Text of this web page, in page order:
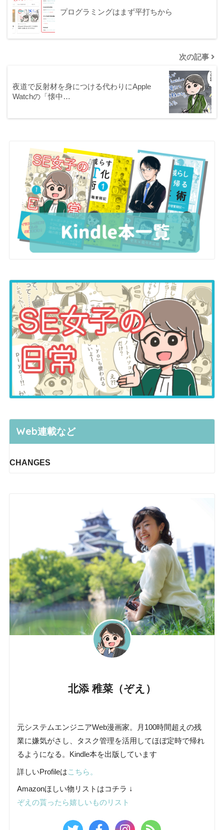
プログラミングはまず平打ちから
次の記事
夜道で反射材を身につける代わりにApple
Watchの「懐中…
Web連載など
CHANGES
北添 稚菜（ぞえ）
元システムエンジニアWeb漫画家。月100時間超えの残
業に嫌気がさし、タスク管理を活用してほぼ定時で帰れ
るようになる。Kindle本を出版しています
詳しいProfileはこちら。
Amazonほしい物リストはコチラ ↓
ぞえの貰ったら嬉しいものリスト